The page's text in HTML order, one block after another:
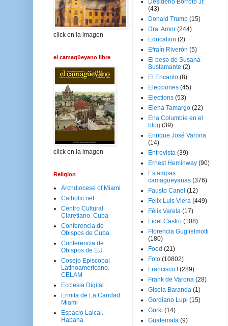
click en la imagen
el camagüeyano libre
click en la imagen
Religion
Archdiocese of Miami
Catholic.net
Centro Cultural
Claretiano. Cuba
Conferencia de
Obispos de Cuba
Conferencia de
Obispos de EU
Cosejo Episcopal
Latinoamericano.
CELAM
Ecclesia Digital
Ermita de La Caridad.
Miami
Espacio Laical.
Habana
Desiderio Borroto Jr.
(43)
Donald Trump (15)
Dra. Amor (244)
Education (2)
Efraín Riverón (5)
El beso de Susana
Bustamante (2)
El Encanto (8)
Elecciones (45)
Elections (53)
Elena Tamargo (22)
Ena Columbie en el
blog (39)
Enrique José Varona
(14)
Entrevista (39)
Ernest Heminway (90)
Estampas
camagüeyanas (376)
Fausto Canel (12)
Felix Luis Viera (449)
Félix Varela (17)
Fidel Castro (108)
Florencia Guglielmotti
(180)
Food (21)
Foto (10802)
Francisco I
(289)
Frank de Varona (28)
Gisela Baranda (1)
Gordiano Lupi (15)
Gorki (14)
Guatemala (9)